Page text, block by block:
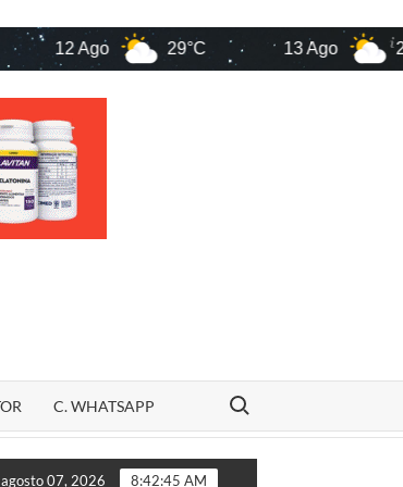
12 Ago 29°C 13 Ago 29°C
C. WHATSAPP
Search for:
OU ACASO?” Família de Rildo Amaral sofre
07, 2026 8:42:46 AM